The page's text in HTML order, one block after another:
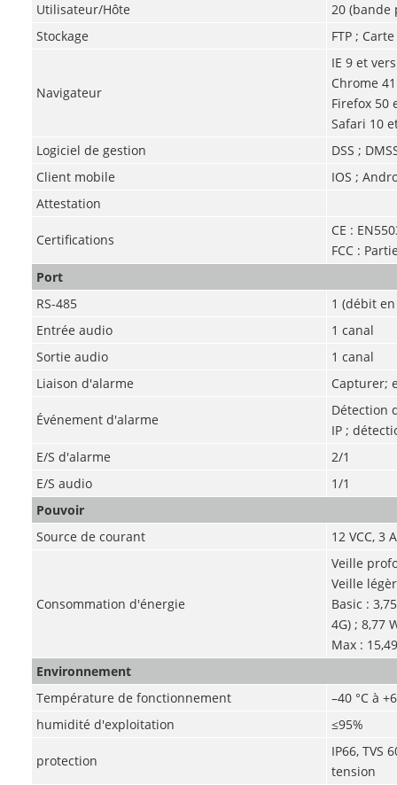
Utilisateur/Hôte
20 (bande
Stockage
FTP ;
Navigateur
IE 9 et
Chrome
Firefox 50
Safari 10
Logiciel de gestion
DSS ;
Client mobile
IOS ;
Attestation
Certifications
CE :
FCC :
Port
RS-485
1 (débit
Entrée audio
1 canal
Sortie audio
1 canal
Liaison d'alarme
Capturer;
Événement d'alarme
Détection
IP ;
E/S d'alarme
2/1
E/S audio
1/1
Pouvoir
Source de courant
12 VCC, 3
Consommation d'énergie
Veille
Veille
Basic :
4G) ; 8,77
Max :
Environnement
Température de fonctionnement
–40 °C à
humidité d'exploitation
≤95%
protection
IP66,
tension